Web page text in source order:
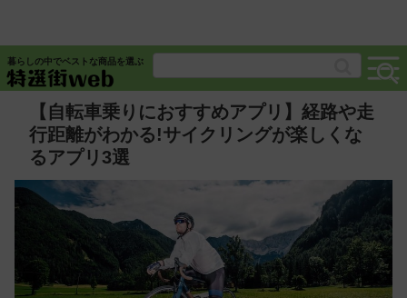
暮らしの中でベストな商品を選ぶ
【自転車乗りにおすすめアプリ】経路や走
行距離がわかる!サイクリングが楽しくな
るアプリ3選